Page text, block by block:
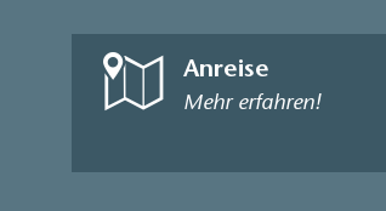
Anreise
Mehr erfahren!